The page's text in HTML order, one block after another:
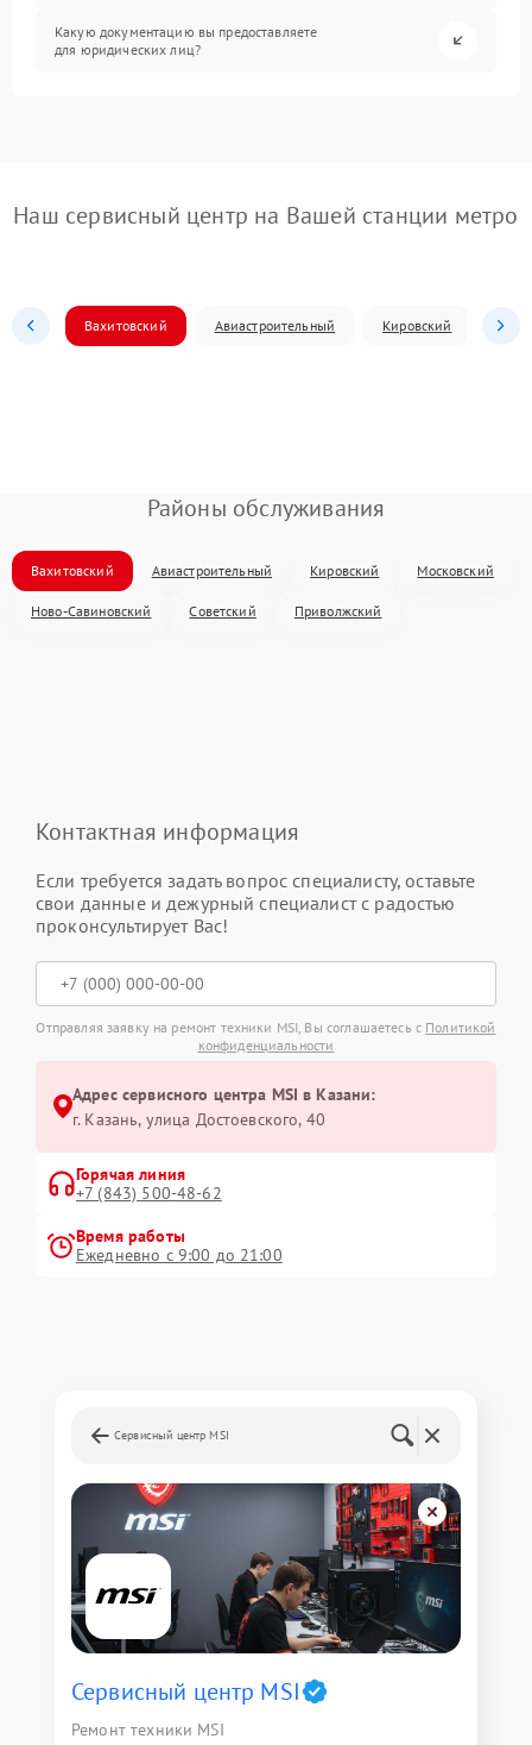
Какую документацию вы предоставляете
для юридических лиц?
Наш сервисный центр на Вашей станции метро
Вахитовский Авиастроительный Кировский
Районы обслуживания
Вахитовский Авиастроительный Кировский Московский
Ново-Савиновский Советский Приволжский
Контактная информация
Если требуется задать вопрос специалисту, оставьте
свои данные и дежурный специалист с радостью
проконсультирует Вас!
Отправляя заявку на ремонт техники MSI, Вы соглашаетесь с Политикой
конфиденциальности
Адрес сервисного центра MSI в Казани:
г. Казань, улица Достоевского, 40
Горячая линия
+7 (843) 500-48-62
Время работы
Ежедневно с 9:00 до 21:00
Сервисный центр MSI
Сервисный центр MSI
Ремонт техники MSI